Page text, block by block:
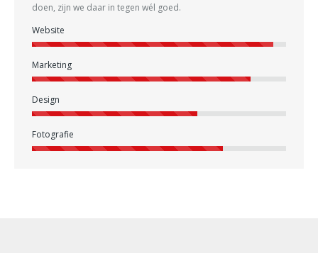
doen, zijn we daar in tegen wél goed.
Website
Marketing
Design
Fotografie